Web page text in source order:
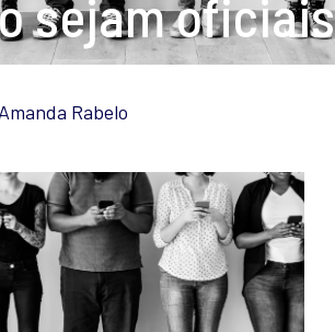
sejam oficiais
Amanda Rabelo